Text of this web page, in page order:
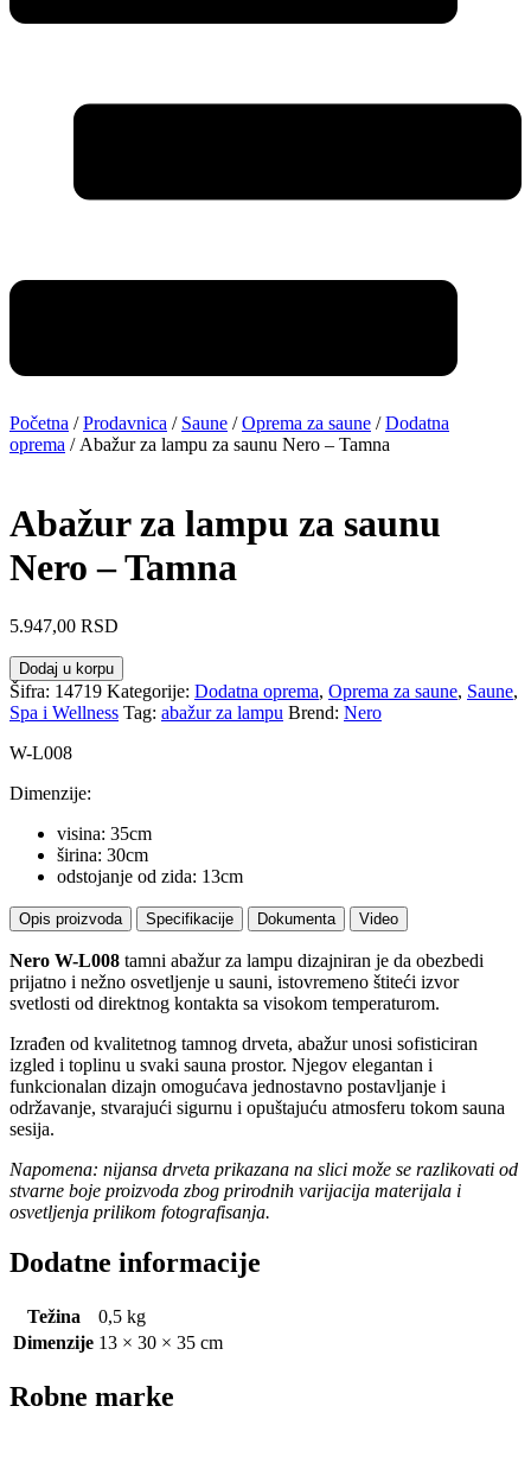
Početna /Prodavnica / Saune /Oprema za saune /Dodatna
oprema / Abažur za lampu za saunu Nero – Tamna
Abažur za lampu za saunu
Nero – Tamna
5.947,00 RSD
Abažur
za
lampu
za
saunu
-
količina
Dodaj u korpu
Šifra: 14719 Kategorije: Dodatna oprema, Oprema za saune, Saune,
Spa i Wellness Tag: abažur za lampu Brend: Nero
W-L008
Dimenzije:
visina: 35cm
širina: 30cm
odstojanje od zida: 13cm
Opis proizvoda Specifikacije Dokumenta Video
Nero W-L008 tamni abažur za lampu dizajniran je da obezbedi
prijatno i nežno osvetljenje u sauni, istovremeno štiteći izvor
svetlosti od direktnog kontakta sa visokom temperaturom.
Izrađen od kvalitetnog tamnog drveta, abažur unosi sofisticiran
izgled i toplinu u svaki sauna prostor. Njegov elegantan i
funkcionalan dizajn omogućava jednostavno postavljanje i
održavanje, stvarajući sigurnu i opuštajuću atmosferu tokom sauna
sesija.
Napomena: nijansa drveta prikazana na slici može se razlikovati od
stvarne boje proizvoda zbog prirodnih varijacija materijala i
osvetljenja prilikom fotografisanja.
Dodatne informacije
Težina
0,5 kg
Dimenzije 13 × 30 × 35 cm
Robne marke